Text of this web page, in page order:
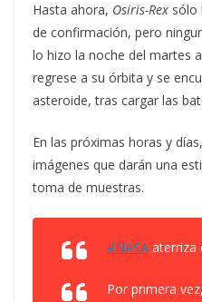
Hasta ahora, Osiris-Rex sólo
de confirmación, pero
lo hizo la noche del martes
regrese a su órbita y se
asteroide, tras cargar las
En las próximas horas y
imágenes que darán una
toma de muestras.
#NASA aterriza
Por primera